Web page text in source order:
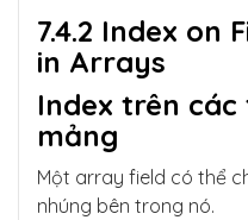
7.4.2 Index on
in Arrays
Index trên
mảng
Một array field có thể
nhúng bên trong nó.